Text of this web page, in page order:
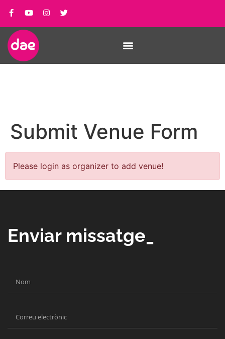
Submit Venue Form
Please login as organizer to add venue!
Enviar missatge_